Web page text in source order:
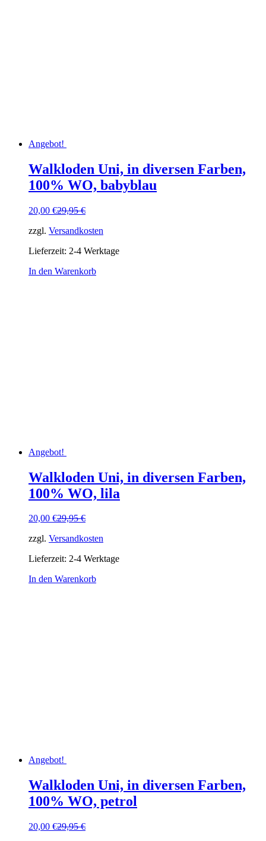
Angebot!
Walkloden Uni, in diversen Farben,
100% WO, babyblau
29,95€
Ursprünglicher
war:
20,00 €
Aktueller
ist:
zzgl. Versandkosten
Lieferzeit: 2-4 Werktage
In den Warenkorb
Angebot!
Walkloden Uni, in diversen Farben,
100% WO, lila
29,95€
Ursprünglicher
war:
20,00 €
Aktueller
ist:
zzgl. Versandkosten
Lieferzeit: 2-4 Werktage
In den Warenkorb
Angebot!
Walkloden Uni, in diversen Farben,
100% WO, petrol
29,95€
Ursprünglicher
20,00 €
Aktueller